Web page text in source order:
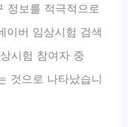
정보를 적극적으로
이버 임상시험 검색
시험 참여자 중
것으로 나타났습니